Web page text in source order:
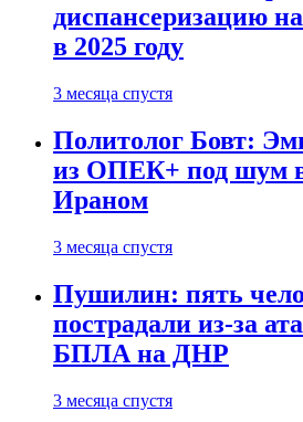
диспансеризацию
в 2025 году
3 месяца спустя
Политолог Бовт:
из ОПЕК+ под шум
Ираном
3 месяца спустя
Пушилин: пять
пострадали из-за
БПЛА на ДНР
3 месяца спустя